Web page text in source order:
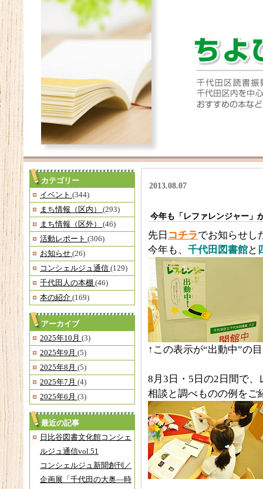
カテゴリー
イベント (344)
まち情報（区内） (293)
まち情報（区外） (46)
活動レポート (306)
お知らせ (26)
コンシェルジュ通信 (129)
千代田人の本棚 (46)
本の紹介 (169)
アーカイブ
2025年10月 (3)
2025年9月 (5)
2025年8月 (5)
2025年7月 (4)
2025年6月 (3)
最近の記事
日比谷図書文化館コンシェ
ルジュ通信vol.51
コンシェルジュ新聞創刊／
企画展「千代田の大奥―時
2013.08.07
今年も「レファレンジャー」
先日 コチラでお知らせし
今年も、 千代田図書館と
↑この表示が“出動中”の
8月3日・5日の2日間で
相談と調べものの例をご